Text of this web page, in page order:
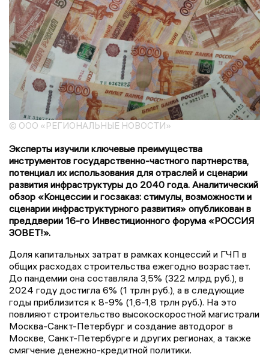
© ООО «РЕГИОНАЛЬНЫЕ НОВОСТИ»
Эксперты изучили ключевые преимущества
инструментов государственно-частного партнерства,
потенциал их использования для отраслей и сценарии
развития инфраструктуры до 2040 года. Аналитический
обзор «Концессии и госзаказ: стимулы, возможности и
сценарии инфраструктурного развития» опубликован в
преддверии 16-го Инвестиционного форума «РОССИЯ
ЗОВЕТ!».
Доля капитальных затрат в рамках концессий и ГЧП в
общих расходах строительства ежегодно возрастает.
До пандемии она составляла 3,5% (322 млрд руб.), в
2024 году достигла 6% (1 трлн руб.), а в следующие
годы приблизится к 8-9% (1,6-1,8 трлн руб.). На это
повлияют строительство высокоскоростной магистрали
Москва-Санкт-Петербург и создание автодорог в
Москве, Санкт-Петербурге и других регионах, а также
смягчение денежно-кредитной политики.